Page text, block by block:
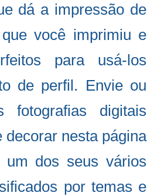
dá a impressão de
você imprimiu e
para usá-los
de perfil. Envie ou
fotografias digitais
decorar nesta página
um dos seus vários
por temas e